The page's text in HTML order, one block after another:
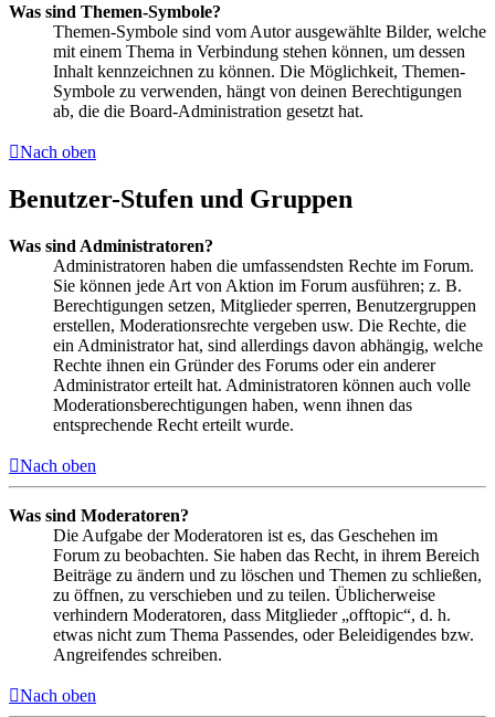
Was sind Themen-Symbole?
Themen-Symbole sind vom Autor ausgewählte Bilder, welche
mit einem Thema in Verbindung stehen können, um dessen
Inhalt kennzeichnen zu können. Die Möglichkeit, Themen-
Symbole zu verwenden, hängt von deinen Berechtigungen
ab, die die Board-Administration gesetzt hat.
Nach oben
Benutzer-Stufen und Gruppen
Was sind Administratoren?
Administratoren haben die umfassendsten Rechte im Forum.
Sie können jede Art von Aktion im Forum ausführen; z. B.
Berechtigungen setzen, Mitglieder sperren, Benutzergruppen
erstellen, Moderationsrechte vergeben usw. Die Rechte, die
ein Administrator hat, sind allerdings davon abhängig, welche
Rechte ihnen ein Gründer des Forums oder ein anderer
Administrator erteilt hat. Administratoren können auch volle
Moderationsberechtigungen haben, wenn ihnen das
entsprechende Recht erteilt wurde.
Nach oben
Was sind Moderatoren?
Die Aufgabe der Moderatoren ist es, das Geschehen im
Forum zu beobachten. Sie haben das Recht, in ihrem Bereich
Beiträge zu ändern und zu löschen und Themen zu schließen,
zu öffnen, zu verschieben und zu teilen. Üblicherweise
verhindern Moderatoren, dass Mitglieder „offtopic“, d. h.
etwas nicht zum Thema Passendes, oder Beleidigendes bzw.
Angreifendes schreiben.
Nach oben